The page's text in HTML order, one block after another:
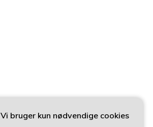
Vi bruger kun nødvendige cookies